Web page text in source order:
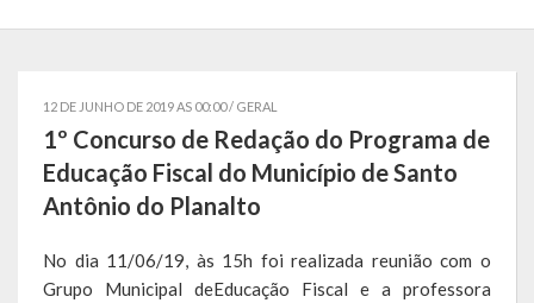
Administração
Administrações Anteriores
Secretarias
Estrutura e Competências
12 DE JUNHO DE 2019 AS 00:00 / GERAL
1º Concurso de Redação do Programa de
Educação Fiscal do Município de Santo
Antônio do Planalto
No dia 11/06/19, às 15h foi realizada reunião com o
Grupo Municipal deEducação Fiscal e a professora